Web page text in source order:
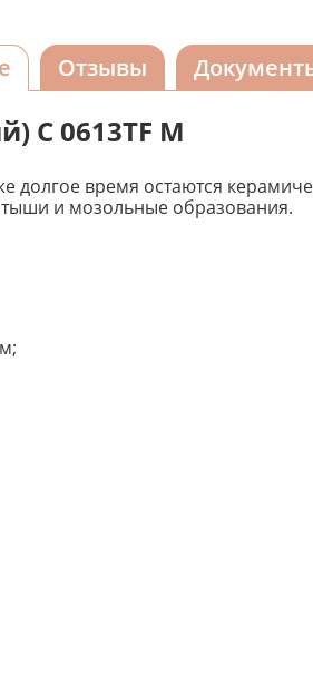
Отзывы
С 0613TF М
время остаются
и мозольные образования.